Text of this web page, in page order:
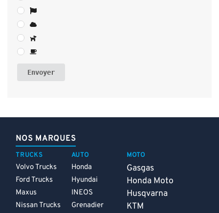
Envoyer
NOS MARQUES
TRUCKS
Volvo Trucks
Ford Trucks
Maxus
Nissan Trucks
AUTO
Honda
Hyundai
INEOS
Grenadier
MOTO
Gasgas
Honda Moto
Husqvarna
KTM